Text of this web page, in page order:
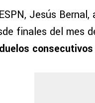
Jesús
finales del mes